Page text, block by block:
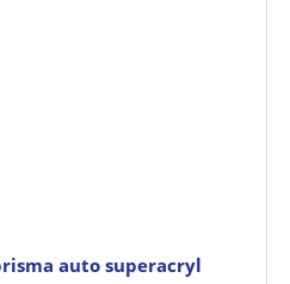
prisma auto superacryl